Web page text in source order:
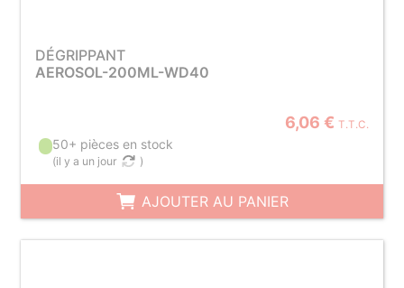
DÉGRIPPANT
AEROSOL-200ML-WD40
6,06 € T.T.C.
50+ pièces en stock
(il y a un jour )
AJOUTER AU PANIER